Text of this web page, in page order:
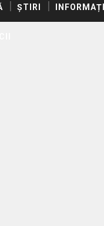
ȘTIRI INFORMAȚII